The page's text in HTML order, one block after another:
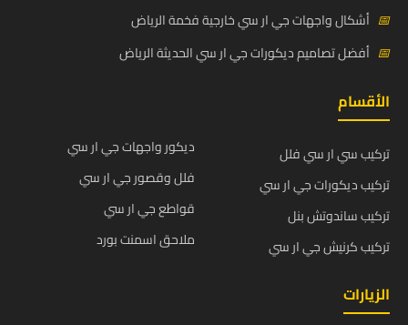
📅 أشكال واجهات جي ار سي خارجية فخمة الرياض
📅 أفضل تصاميم ديكورات جي ار سي الحديثة الرياض
الأقسام
تركيب سي ار سي فلل
تركيب ديكورات جي ار سي
تركيب ساندوتش بنل
تركيب كرنيش جي ار سي
ديكور واجهات جي ار سي
فلل وقصور جي ار سي
قواطع جي ار سي
ملاحق اسمنت بورد
الزيارات